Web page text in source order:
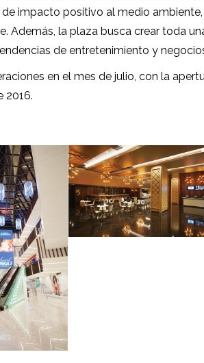
impacto positivo al medio
Además, la plaza busca crear toda
de entretenimiento y
en el mes de julio, con la
2016.